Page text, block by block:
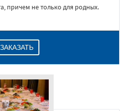
причем не только для родных.
ЗАКАЗАТЬ